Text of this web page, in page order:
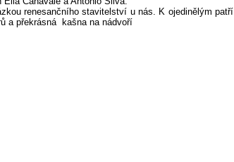
renesančního stavitelství u nás. K ojedinělým patří
a překrásná kašna na nádvoří